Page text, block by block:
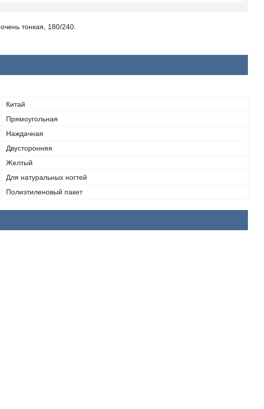
, очень тонкая, 180/240.
Китай
Прямоугольная
Наждачная
Двусторонняя
Желтый
Для натуральных ногтей
Полиэтиленовый пакет